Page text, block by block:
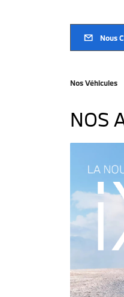
Nous
Nos Véhicules
NOS